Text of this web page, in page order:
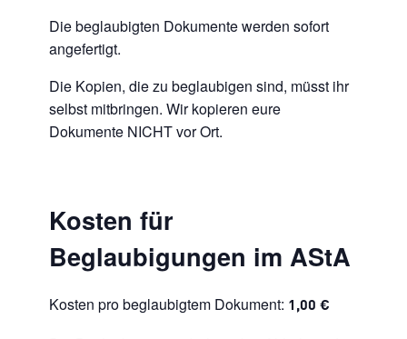
Die beglaubigten Dokumente werden sofort
angefertigt.
Die Kopien, die zu beglaubigen sind, müsst ihr
selbst mitbringen. Wir kopieren eure
Dokumente NICHT vor Ort.
Kosten für
Beglaubigungen im AStA
Kosten pro beglaubigtem Dokument: 1,00 €